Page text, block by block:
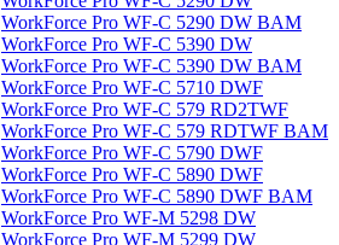
WorkForce Pro WF-C 5290 DW BAM
WorkForce Pro WF-C 5390 DW
WorkForce Pro WF-C 5390 DW BAM
WorkForce Pro WF-C 5710 DWF
WorkForce Pro WF-C 579 RD2TWF
WorkForce Pro WF-C 579 RDTWF BAM
WorkForce Pro WF-C 5790 DWF
WorkForce Pro WF-C 5890 DWF
WorkForce Pro WF-C 5890 DWF BAM
WorkForce Pro WF-M 5298 DW
WorkForce Pro WF-M 5299 DW